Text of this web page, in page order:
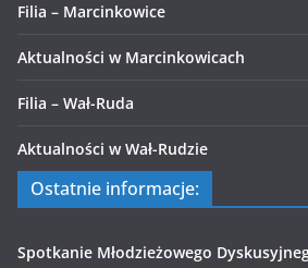
Filia – Marcinkowice
Aktualności w Marcinkowicach
Filia – Wał-Ruda
Aktualności w Wał-Rudzie
Ostatnie informacje:
Spotkanie Młodzieżowego